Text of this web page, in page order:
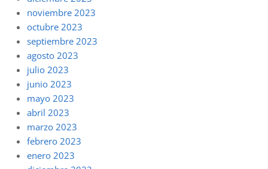
noviembre 2023
octubre 2023
septiembre 2023
agosto 2023
julio 2023
junio 2023
mayo 2023
abril 2023
marzo 2023
febrero 2023
enero 2023